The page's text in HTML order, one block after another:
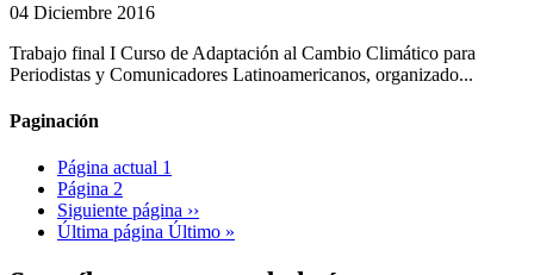
04 Diciembre 2016
Trabajo final I Curso de Adaptación al Cambio Climático para
Periodistas y Comunicadores Latinoamericanos, organizado...
Paginación
Página actual 1
Página 2
Siguiente página ››
Última página Último »